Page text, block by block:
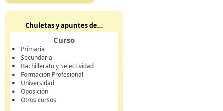
Chuletas y apuntes de...
Curso
Primaria
Secundaria
Bachillerato y Selectividad
Formación Profesional
Universidad
Oposición
Otros cursos